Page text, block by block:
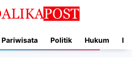
Pariwisata Politik Hukum